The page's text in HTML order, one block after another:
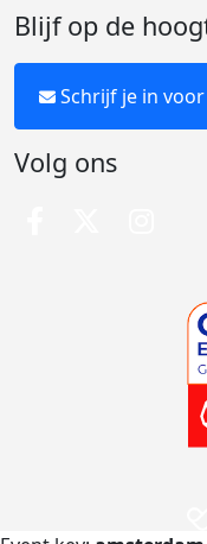
Blijf op de
Schrijf je in
Volg ons